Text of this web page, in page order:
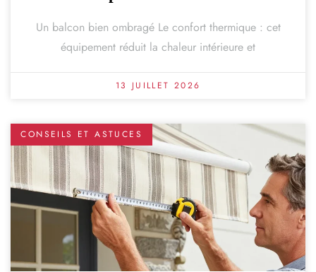
Un balcon bien ombragé Le confort thermique : cet
équipement réduit la chaleur intérieure et
13 JUILLET 2026
CONSEILS ET ASTUCES